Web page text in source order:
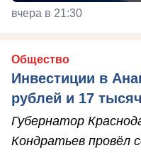
вчера в 21:30
Общество
Инвестиции в
рублей и 17
Губернатор
Кондратьев провёл